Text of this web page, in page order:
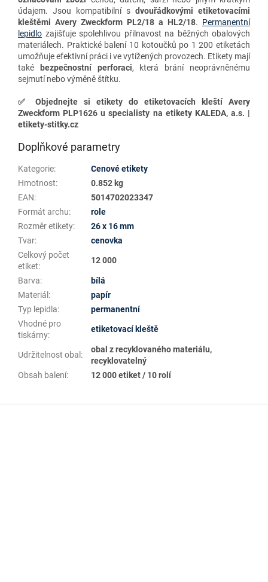
údajem. Jsou kompatibilní s dvouřádkovými etiketovacími
kleštěmi Avery Zweckform PL2/18 a HL2/18. Permanentní
lepidlo zajišťuje spolehlivou přilnavost na běžných obalových
materiálech. Praktické balení 10 kotoučků po 1 200 etiketách
umožňuje efektivní práci i ve vytížených provozech. Etikety mají
také
bezpečnostní perforaci, která brání neoprávněnému
sejmutí nebo výměně štítku.
✅ Objednejte si etikety do etiketovacích kleští Avery
Zweckform PLP1626 u specialisty na etikety KALEDA, a.s. |
etikety-stitky.cz
Doplňkové parametry
Kategorie:
Cenové etikety
Hmotnost:
0.852 kg
EAN:
5014702023347
Formát archu:
role
Rozměr etikety:
26 x 16 mm
Tvar:
cenovka
Celkový počet
etiket:
12 000
Barva:
bílá
Materiál :
papír
Typ lepidla:
permanentní
Vhodné pro
tiskárny:
etiketovací kleště
Udržitelnost obal :
obal z recyklovaného materiálu,
recyklovatelný
Obsah balení: 12 000 etiket / 10 rolí